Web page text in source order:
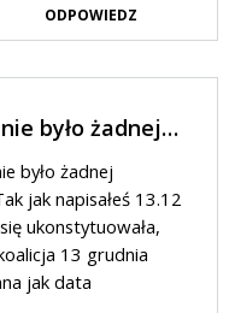
ODPOWIEDZ
nie było żadnej…
było żadnej
jak napisałeś 13.12
ukonstytuowała,
13 grudnia
jak data